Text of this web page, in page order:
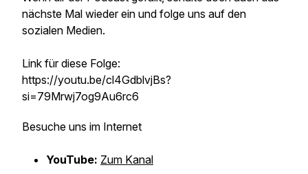
nächste Mal wieder ein und folge uns auf den
sozialen Medien.
Link für diese Folge:
https://youtu.be/cl4GdblvjBs?
si=79Mrwj7og9Au6rc6
Besuche uns im Internet
YouTube: Zum Kanal